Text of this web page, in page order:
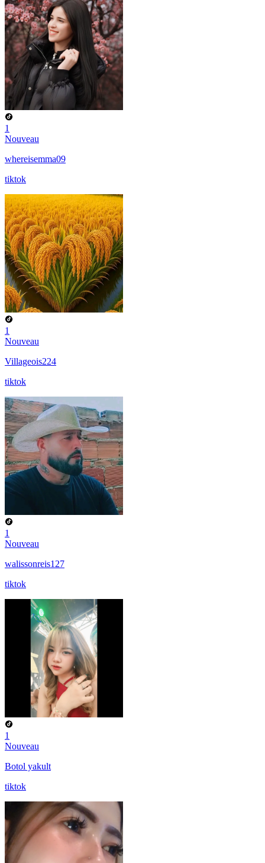
1
Nouveau
whereisemma09
tiktok
1
Nouveau
Villageois224
tiktok
1
Nouveau
walissonreis127
tiktok
1
Nouveau
Botol yakult
tiktok